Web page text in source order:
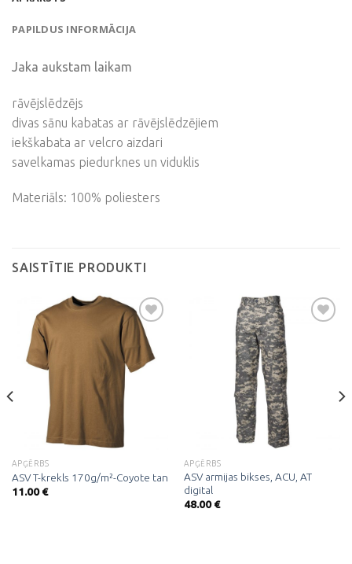
PAPILDUS INFORMĀCIJA
Jaka aukstam laikam
rāvējslēdzējs
divas sānu kabatas ar rāvējslēdzējiem
iekškabata ar velcro aizdari
savelkamas piedurknes un viduklis
Materiāls: 100% poliesters
SAISTĪTIE PRODUKTI
Pievienot
vēlmju
sarakstam
APĢĒRBS
ASV T-krekls 170g/m²-Coyote tan
11.00€
APĢĒRBS
ASV armijas bikses, ACU, AT
digital
48.00€